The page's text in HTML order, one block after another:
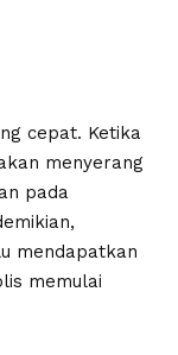
cepat. Ketika
menyerang
pada
mendapatkan
memulai